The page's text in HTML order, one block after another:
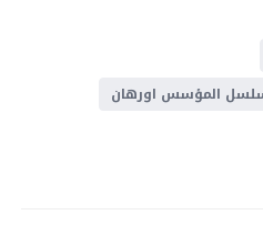
المؤسس اورهان